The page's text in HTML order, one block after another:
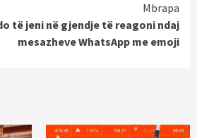
Mbrapa
të jeni në gjendje të reagoni ndaj
mesazheve WhatsApp me emoji